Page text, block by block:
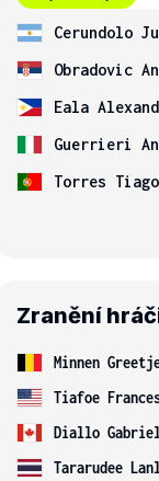
Cerundolo
Obradovic
Eala
Guerrieri
Torres Tiago
Zranění
Minnen
Tiafoe
Diallo
Tararudee